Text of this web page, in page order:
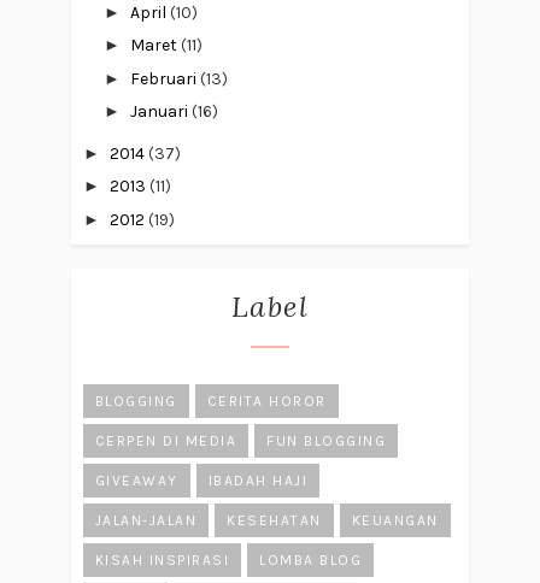
► April (10)
► Maret(11)
► Februari (13)
► Januari (16)
► 2014(37)
► 2013 (11)
► 2012 (19)
Label
BLOGGING CERITA HOROR
CERPEN DI MEDIA FUN BLOGGING
GIVEAWAY IBADAH HAJI
JALAN-JALAN KESEHATAN KEUANGAN
KISAH INSPIRASI LOMBA BLOG